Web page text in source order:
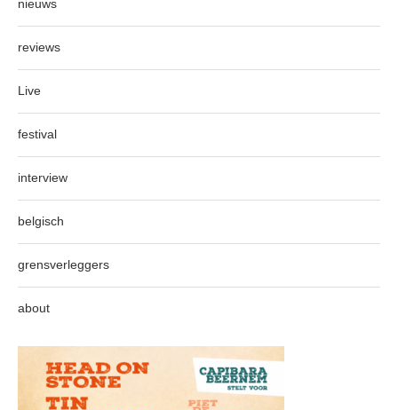
nieuws
reviews
Live
festival
interview
belgisch
grensverleggers
about